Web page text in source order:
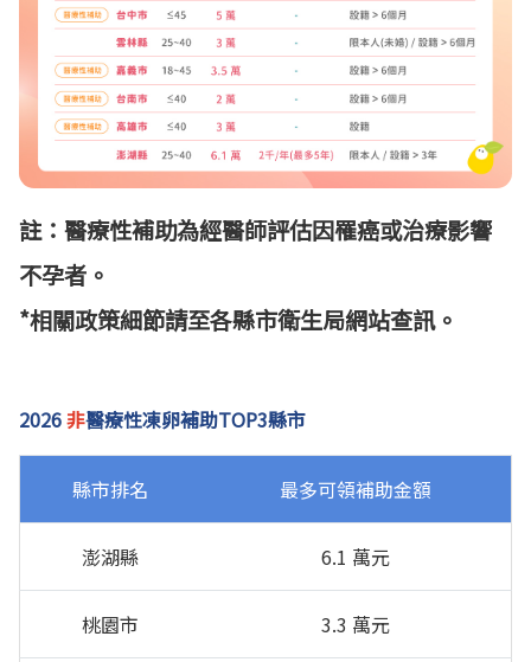
註：醫療性補助為經醫師評估因罹癌或治療影響
不孕者。
*相關政策細節請至各縣市衛生局網站查訊。
2026非醫療性凍卵補助TOP3縣市
縣市排名 最多可領補助金額
澎湖縣 6.1 萬元
桃園市 3.3 萬元